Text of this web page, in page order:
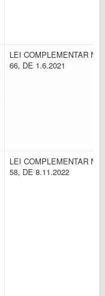
LEI COMPLEMENTAR N.
66, DE 1.6.2021
LEI COMPLEMENTAR N.
58, DE 8.11.2022